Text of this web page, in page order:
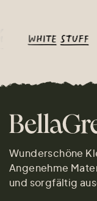
Wunderschöne
Angenehme
und sorgfältig